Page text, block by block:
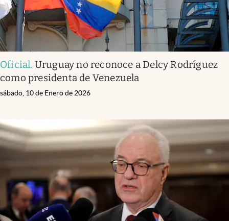
Oficial. Uruguay no reconoce a Delcy Rodríguez
como presidenta de Venezuela
sábado, 10 de Enero de 2026